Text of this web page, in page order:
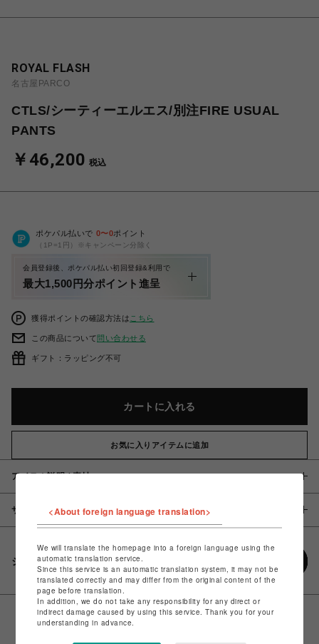
ROYAL FLASH
名古屋PARCO
CTLS/シーティーエルエス/別注FIRE USUAL
PANTS
￥46,200 税込
ポケパル払いで 0〜0ポイント
（1P=1円）※キャンペーン分除く
会員登録後、ポケパル払い初回登録&利用で
最大1,500円分ポイント進呈
獲得ポイントの確認方法は こちら
この商品について問い合わせる
ギフト：ラッピング不可
カートに入れる
お気に入りアイテムに追加
アイテム説明 / 素材
サイズ
シェアする
<About foreign language translation>
We will translate the homepage into a foreign language using the
automatic translation service.
Since this service is an automatic translation system, it may not be
translated correctly and may differ from the original content of the
page before translation.
In addition, we do not take any responsibility for any direct or
indirect damage caused by using this service. Thank you for your
understanding in advance.